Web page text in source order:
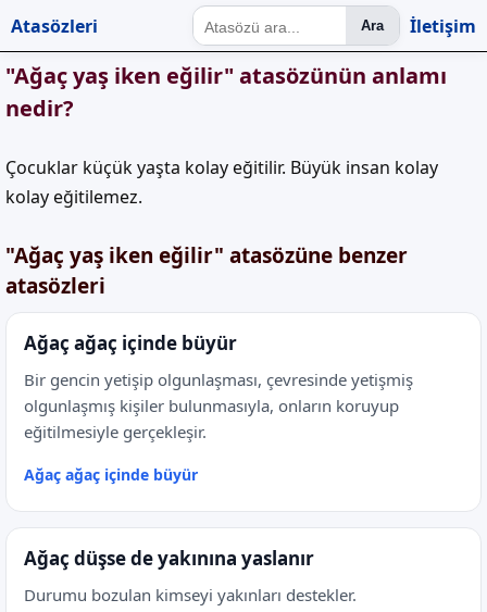
Atasözleri Ara İletişim
"Ağaç yaş iken eğilir" atasözünün anlamı
nedir?
Çocuklar küçük yaşta kolay eğitilir. Büyük insan kolay
kolay eğitilemez.
"Ağaç yaş iken eğilir" atasözüne benzer
atasözleri
Ağaç ağaç içinde büyür
Bir gencin yetişip olgunlaşması, çevresinde yetişmiş
olgunlaşmış kişiler bulunmasıyla, onların koruyup
eğitilmesiyle gerçekleşir.
Ağaç ağaç içinde büyür
Ağaç düşse de yakınına yaslanır
Durumu bozulan kimseyi yakınları destekler.